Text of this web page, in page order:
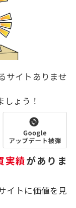
サイトありませ
ょう！
実績がありま
イトに価値を見